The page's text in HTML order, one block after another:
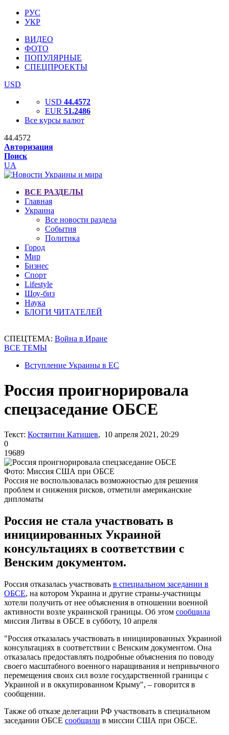
РУС
УКР
ВИДЕО
ФОТО
ПОПУЛЯРНЫЕ
СПЕЦПРОЕКТЫ
USD
USD 44.4572
EUR 51.2486
Все курсы валют
44.4572
Авторизация
Поиск
UA
ВСЕ РАЗДЕЛЫ
Главная
Украина
Все новости раздела
События
Политика
Город
Мир
Бизнес
Спорт
Lifestyle
Шоу-биз
Наука
БЛОГИ ЧИТАТЕЛЕЙ
СПЕЦТЕМА: Война в Иране
ВСЕ ТЕМЫ
Вступление Украины в ЕС
Россия проигнорировала
спецзаседание ОБСЕ
Текст: Костянтин Катишев, 10 апреля 2021, 20:29
0
19689
Фото: Миссия США при ОБСЕ
Россия не воспользовалась возможностью для решения
проблем и снижения рисков, отметили американские
дипломаты
Россия не стала участвовать в
инициированных Украиной
консультациях в соответствии с
Венским документом.
Россия отказалась участвовать в специальном заседании в
ОБСЕ, на котором Украина и другие страны-участницы
хотели получить от нее объяснения в отношении военной
активности возле украинской границы. Об этом сообщила
миссия Литвы в ОБСЕ в субботу, 10 апреля
"Россия отказалась участвовать в инициированных Украиной
консультациях в соответствии с Венским документом. Она
отказалась предоставлять подробные объяснения по поводу
своего масштабного военного наращивания и непривычного
перемещения своих сил возле государственной границы с
Украиной и в оккупированном Крыму", – говорится в
сообщении.
Также об отказе делегации РФ участвовать в специальном
заседании ОБСЕ сообщили в миссии США при ОБСЕ.